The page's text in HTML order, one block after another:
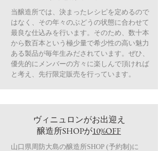
当醸造所では、決まったレシピを定めるので
はなく、その年々のぶどうの状態に合わせて
最良な仕込みを行います。そのため、数十本
から数百本という極少量で希少性の高い魅力
ある製品が毎年生みだされています。ぜひ、
優先的にメンバーの方々に楽しんで頂ければ
と考え、先行限定販売を行っています。
ヴィニュロンがお出迎え
醸造所SHOPが10%OFF
山口県周防大島の醸造所SHOP (予約制)に